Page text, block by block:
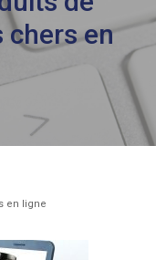
chers en
en ligne